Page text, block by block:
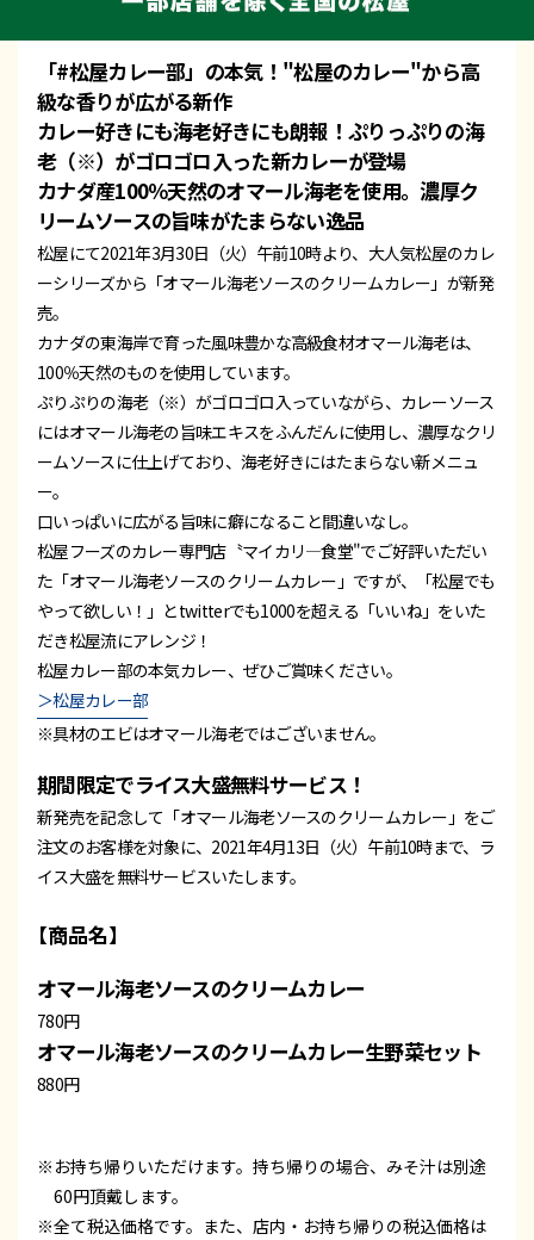
「#松屋カレー部」の本気！"松屋のカレー"から高
級な香りが広がる新作
カレー好きにも海老好きにも朗報！ぷりっぷりの海
老（※）がゴロゴロ入った新カレーが登場
カナダ産100％天然のオマール海老を使用。濃厚ク
リームソースの旨味がたまらない逸品
松屋にて2021年3月30日（火）午前10時より、大人気松屋のカレ
ーシリーズから「オマール海老ソースのクリームカレー」が新発
売。
カナダの東海岸で育った風味豊かな高級食材オマール海老は、
100％天然のものを使用しています。
ぷりぷりの海老（※）がゴロゴロ入っていながら、カレーソース
にはオマール海老の旨味エキスをふんだんに使用し、濃厚なクリ
ームソースに仕上げており、海老好きにはたまらない新メニュ
ー。
口いっぱいに広がる旨味に癖になること間違いなし。
松屋フーズのカレー専門店〝マイカリ―食堂"でご好評いただい
た「オマール海老ソースのクリームカレー」ですが、「松屋でも
やって欲しい！」とtwitterでも1000を超える「いいね」をいた
だき松屋流にアレンジ！
松屋カレー部の本気カレー、ぜひご賞味ください。
＞松屋カレー部
※具材のエビはオマール海老ではございません。
期間限定でライス大盛無料サービス！
新発売を記念して「オマール海老ソースのクリームカレー」をご
注文のお客様を対象に、2021年4月13日（火）午前10時まで、ラ
イス大盛を無料サービスいたします。
【商品名】
オマール海老ソースのクリームカレー
780円
オマール海老ソースのクリームカレー生野菜セット
880円
※お持ち帰りいただけます。持ち帰りの場合、みそ汁は別途
60円頂戴します。
※全て税込価格です。また、店内・お持ち帰りの税込価格は